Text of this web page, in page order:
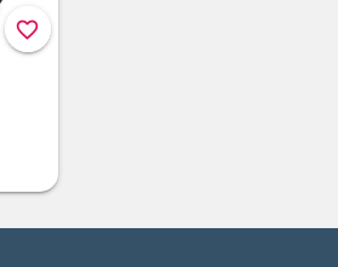
favorite_border